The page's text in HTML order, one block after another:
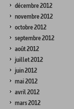
décembre 2012
novembre 2012
octobre 2012
septembre 2012
août 2012
juillet 2012
juin 2012
mai 2012
avril 2012
mars 2012